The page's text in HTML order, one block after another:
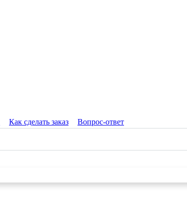
Как сделать заказ Вопрос-ответ